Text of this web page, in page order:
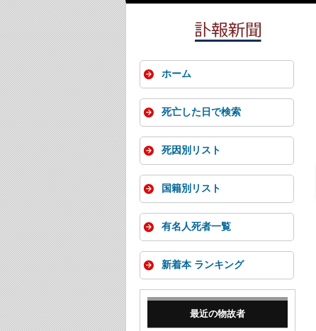
ホーム
死亡した日で検索
死因別リスト
国籍別リスト
有名人死者一覧
新着本 ランキング
最近の物故者